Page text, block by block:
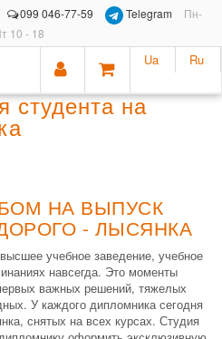
099 046-77-59 Telegram
Пн-
10 - 18
Ua Ru
студента на
НА ВЫПУСК
- ЛЫСЯНКА
учебное заведение, учебное
навсегда. Это моменты
важных решений, тяжелых
У каждого дипломника сегодня
снятых на всех курсах. Студия